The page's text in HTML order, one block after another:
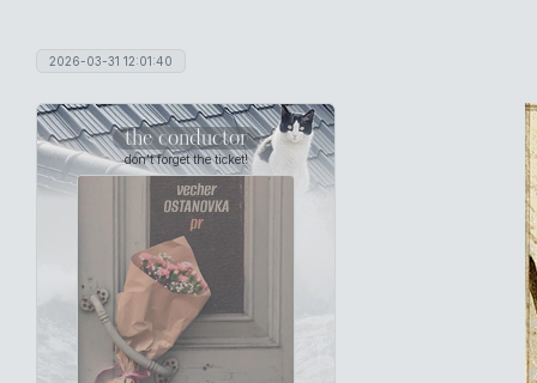
2026-03-31 12:01:40
the conductor
don't forget the ticket!